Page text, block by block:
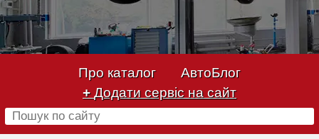
Про каталог
АвтоБлог
+ Додати сервіс на сайт